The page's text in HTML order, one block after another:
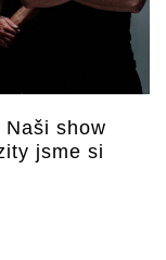
Naši show
jsme si